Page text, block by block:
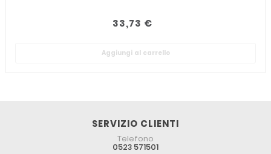
33,73 €
Aggiungi al carrello
SERVIZIO CLIENTI
Telefono
0523 571501